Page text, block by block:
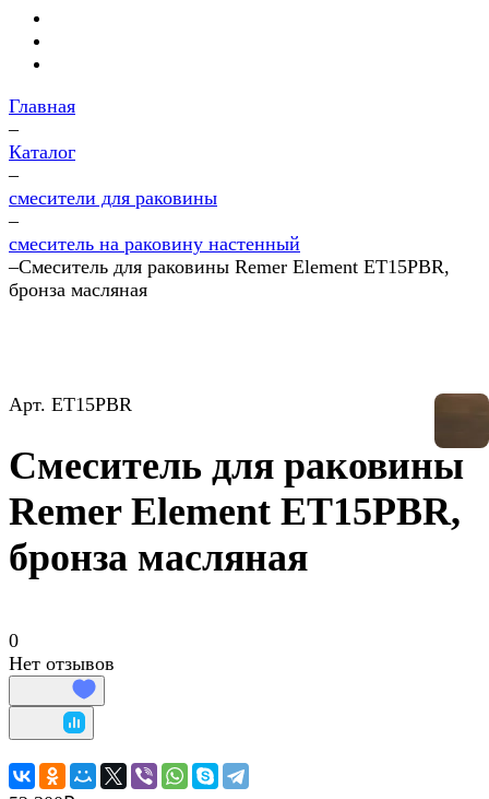
Главная
–
Каталог
–
смесители для раковины
–
смеситель на раковину настенный
–Смеситель для раковины Remer Element ET15PBR,
бронза масляная
Арт. ET15PBR
Смеситель для раковины
Remer Element ET15PBR,
бронза масляная
0
Нет отзывов